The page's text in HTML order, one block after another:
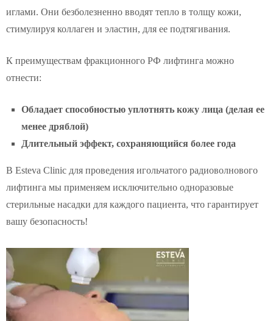
иглами. Они безболезненно вводят тепло в толщу кожи,
стимулируя коллаген и эластин, для ее подтягивания.
К преимуществам фракционного РФ лифтинга можно
отнести:
Обладает способностью уплотнять кожу лица (делая ее
менее дряблой)
Длительный эффект, сохраняющийся более года
В Esteva Clinic для проведения игольчатого радиоволнового
лифтинга мы применяем исключительно одноразовые
стерильные насадки для каждого пациента, что гарантирует
вашу безопасность!